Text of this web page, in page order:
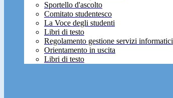
Sportello d'ascolto
Comitato studentesco
La Voce degli studenti
Libri di testo
Regolamento gestione servizi informatici
Orientamento in uscita
Libri di testo